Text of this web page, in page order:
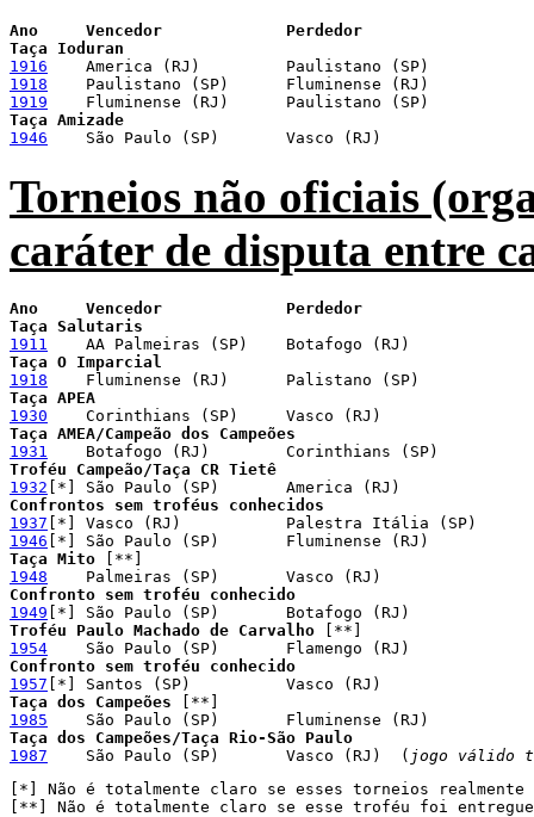
Ano     Vencedor             Perdedor
Taça Ioduran
1916
1918
1919
Taça Amizade
1946
    São Paulo (SP)       Vasco (RJ)
Torneios não oficiais
caráter de disputa entre
Ano     Vencedor             Perdedor
Taça Salutaris
1911
1918
1930
1931
1932
1937
1946
Taça Mito
1948
1949
Troféu Paulo Machado de Carvalho
1954
1957
Taça dos Campeões
1985
1987
    São Paulo (SP)       Vasco (RJ)  (
jogo válido
[*] Não é totalmente claro se esses torneios
[**] Não é totalmente claro se esse troféu foi